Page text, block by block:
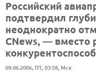
Российский
подтвердил
неоднократно
CNews, — вместо
09.06.2006, ПТ, 03:58, Мск